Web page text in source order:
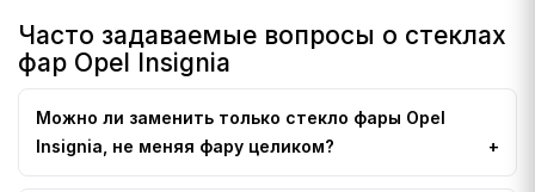
Часто задаваемые вопросы о стеклах
фар Opel Insignia
Можно ли заменить только стекло фары Opel
Insignia, не меняя фару целиком?